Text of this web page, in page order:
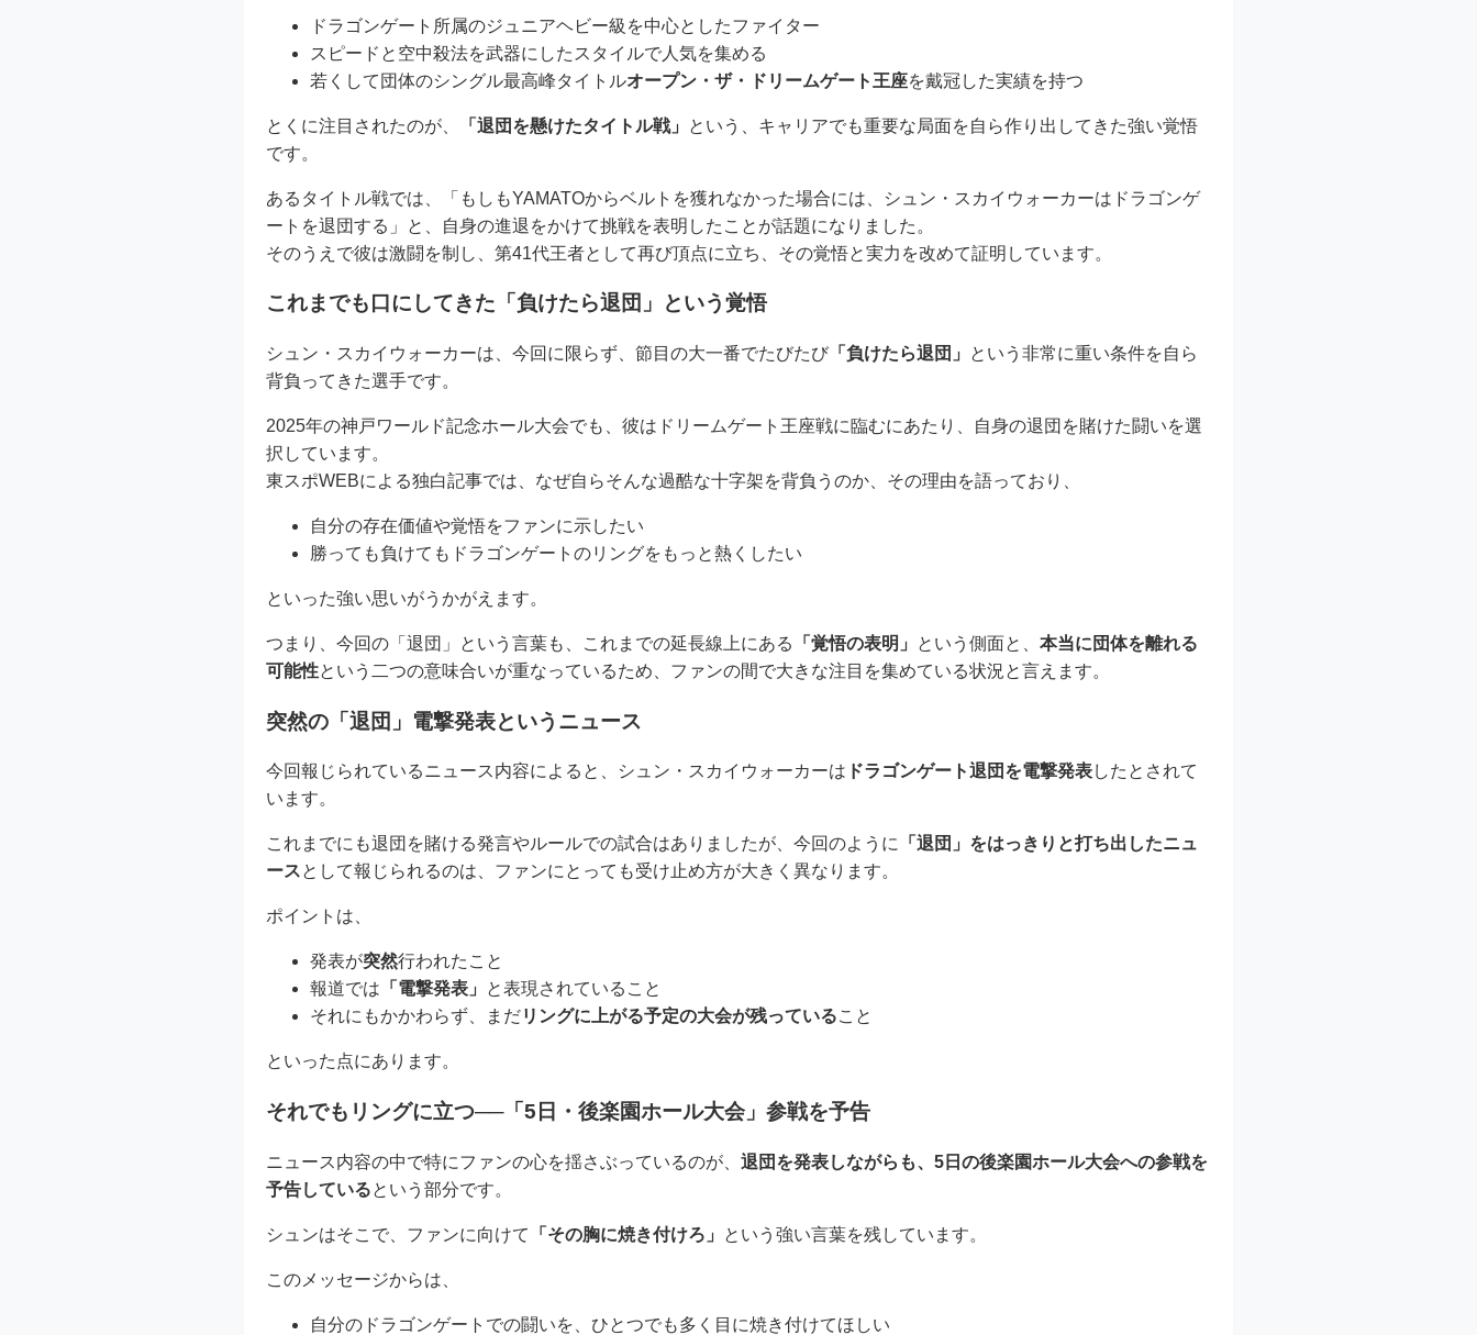
ドラゴンゲート所属のジュニアヘビー級を中心としたファイター
スピードと空中殺法を武器にしたスタイルで人気を集める
若くして団体のシングル最高峰タイトルオープン・ザ・ドリームゲート王座を戴冠した実績を持つ
とくに注目されたのが、 「退団を懸けたタイトル戦」
という、キャリアでも重要な局面を自ら作り出してきた強い覚悟
です。
あるタイトル戦では、「もしもYAMATOからベルトを獲れなかった場合には、シュン・スカイウォーカーはドラゴンゲ
ートを退団する」と、自身の進退をかけて挑戦を表明したことが話題になりました。
そのうえで彼は激闘を制し、第41代王者として再び頂点に立ち、その覚悟と実力を改めて証明しています。
これまでも口にしてきた「負けたら退団」という覚悟
シュン・スカイウォーカーは、今回に限らず、節目の大一番でたびたび 「負けたら退団」
という非常に重い条件を自ら
背負ってきた選手です。
2025年の神戸ワールド記念ホール大会でも、彼はドリームゲート王座戦に臨むにあたり、自身の退団を賭けた闘いを選
択しています。
東スポWEBによる独白記事では、なぜ自らそんな過酷な十字架を背負うのか、その理由を語っており、
自分の存在価値や覚悟をファンに示したい
勝っても負けてもドラゴンゲートのリングをもっと熱くしたい
といった強い思いがうかがえます。
つまり、今回の「退団」という言葉も、これまでの延長線上にある 「覚悟の表明」 という側面と、 本当に団体を離れる
可能性という二つの意味合いが重なっているため、ファンの間で大きな注目を集めている状況と言えます。
突然の「退団」電撃発表というニュース
今回報じられているニュース内容によると、シュン・スカイウォーカーは ドラゴンゲート退団を電撃発表したとされて
います。
これまでにも退団を賭ける発言やルールでの試合はありましたが、今回のように
「退団」をはっきりと打ち出したニュ
ースとして報じられるのは、ファンにとっても受け止め方が大きく異なります。
ポイントは、
発表が突然行われたこと
報道では 「電撃発表」
と表現されていること
それにもかかわらず、まだリングに上がる予定の大会が残っていること
といった点にあります。
それでもリングに立つ──「5日・後楽園ホール大会」参戦を予告
ニュース内容の中で特にファンの心を揺さぶっているのが、 退団を発表しながらも、5日の後楽園ホール大会への参戦を
予告しているという部分です。
シュンはそこで、ファンに向けて 「その胸に焼き付けろ」 という強い言葉を残しています。
このメッセージからは、
自分のドラゴンゲートでの闘いを、ひとつでも多く目に焼き付けてほしい